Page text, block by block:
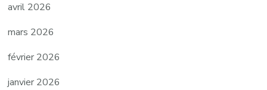
avril 2026
mars 2026
février 2026
janvier 2026